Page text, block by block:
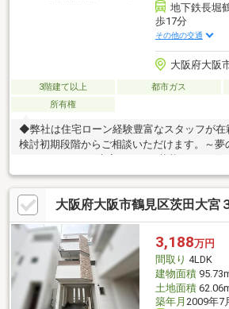
地下鉄長堀
歩17分
その他の交通
大阪府大阪
3階建て以上 都市ガス
所有権
◆弊社は住宅ローン経験豊富なスタッフが
検討初期段階からご相談いただけます。～夢
がでしょうか♪～大変きれいな状態でのお引
わえます!!詳細や現地見学はお気軽にお問い
育て世帯にうれしい小学校近く・全居室収納
る4LDK・2階に水廻りを集約させた動線ず
コニー4か所で採光通風問題なし◆◆◆不動
社ジノベーションへ◆◆◆住まい探しはもち
お任せください!!06-4309-8878までお問い合
す。
大阪府大阪市鶴見区茨田大宮
3,188万円
間取り 4LDK
建物面積
土地面積
築年月 2009年7